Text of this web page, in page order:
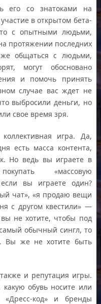
его со знатоками на
в открытом бета-
с опытными людьми,
протяжении последних
же общаться с людьми,
могут обосновано
и помочь принять
случае вас ждет не
выбросили деньги, но
свое время зря.
игра. Да,
есть масса контента,
Но ведь вы играете в
«массовую
если вы играете один?
чат», «я продаю вещи
с другом квестили» —
не хотите, чтобы под
обычный сингл, то
Вы же не хотите быть
и репутация игры.
обувь носите или
«Дресс-код» и бренды